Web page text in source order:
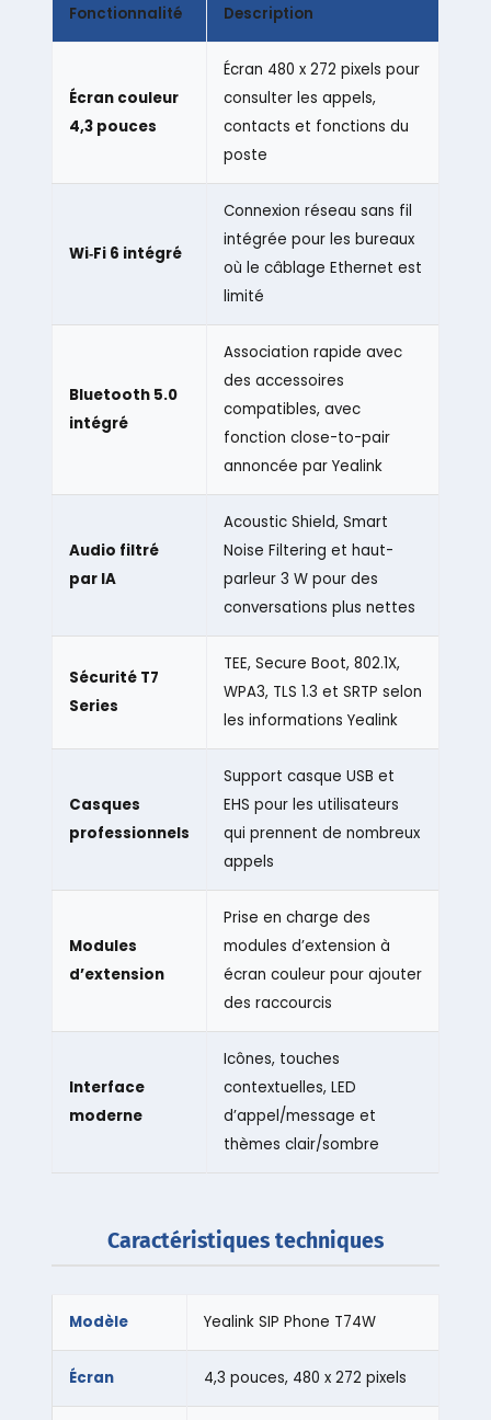
Fonctionnalité Description
Écran couleur
4,3 pouces
Écran 480 x 272 pixels pour
consulter les appels,
contacts et fonctions du
poste
Wi‑Fi 6 intégré
Connexion réseau sans fil
intégrée pour les bureaux
où le câblage Ethernet est
limité
Bluetooth 5.0
intégré
Association rapide avec
des accessoires
compatibles, avec
fonction close-to-pair
annoncée par Yealink
Audio filtré
par IA
Acoustic Shield, Smart
Noise Filtering et haut-
parleur 3 W pour des
conversations plus nettes
Sécurité T7
Series
TEE, Secure Boot, 802.1X,
WPA3, TLS 1.3 et SRTP selon
les informations Yealink
Casques
professionnels
Support casque USB et
EHS pour les utilisateurs
qui prennent de nombreux
appels
Modules
d’extension
Prise en charge des
modules d’extension à
écran couleur pour ajouter
des raccourcis
Interface
moderne
Icônes, touches
contextuelles, LED
d’appel/message et
thèmes clair/sombre
Caractéristiques techniques
Modèle Yealink SIP Phone T74W
Écran 4,3 pouces, 480 x 272 pixels